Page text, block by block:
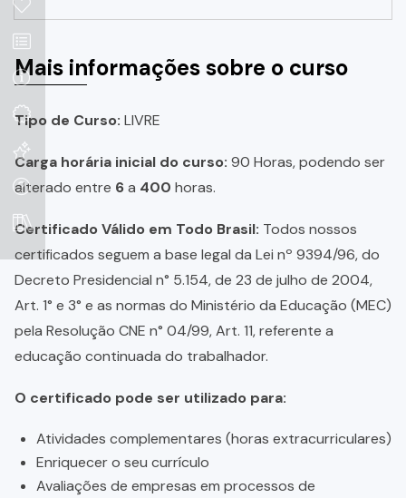
Mais informações sobre o curso
Tipo de Curso: LIVRE
Carga horária inicial do curso: 90 Horas, podendo ser
alterado entre 6a 400 horas.
Certificado Válido em Todo Brasil: Todos nossos
certificados seguem a base legal da Lei nº 9394/96, do
Decreto Presidencial n° 5.154, de 23 de julho de 2004,
Art. 1° e 3° e as normas do Ministério da Educação (MEC)
pela Resolução CNE n° 04/99, Art. 11, referente a
educação continuada do trabalhador.
O certificado pode ser utilizado para:
Atividades complementares (horas extracurriculares)
Enriquecer o seu currículo
Avaliações de empresas em processos de